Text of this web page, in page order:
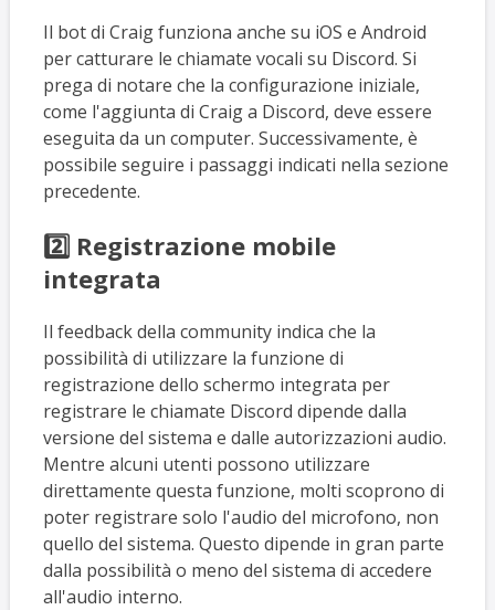
Il bot di Craig funziona anche su iOS e Android
per catturare le chiamate vocali su Discord. Si
prega di notare che la configurazione iniziale,
come l'aggiunta di Craig a Discord, deve essere
eseguita da un computer. Successivamente, è
possibile seguire i passaggi indicati nella sezione
precedente.
2️⃣Registrazione mobile
integrata
Il feedback della community indica che la
possibilità di utilizzare la funzione di
registrazione dello schermo integrata per
registrare le chiamate Discord dipende dalla
versione del sistema e dalle autorizzazioni audio.
Mentre alcuni utenti possono utilizzare
direttamente questa funzione, molti scoprono di
poter registrare solo l'audio del microfono, non
quello del sistema. Questo dipende in gran parte
dalla possibilità o meno del sistema di accedere
all'audio interno.